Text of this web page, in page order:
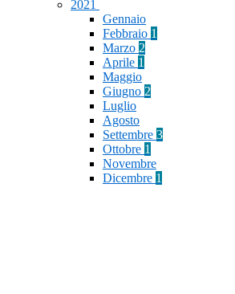
2021
Gennaio
Febbraio 1
Marzo 2
Aprile 1
Maggio
Giugno 2
Luglio
Agosto
Settembre 3
Ottobre 1
Novembre
Dicembre 1